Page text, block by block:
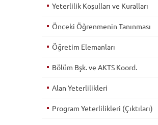
Yeterlilik Koşulları ve Kuralları
Önceki Öğrenmenin Tanınması
Öğretim Elemanları
Bölüm Bşk. ve AKTS Koord.
Alan Yeterlilikleri
Program Yeterlilikleri (Çıktıları)